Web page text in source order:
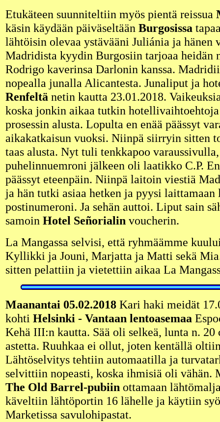
Etukäteen suunniteltiin myös pientä reissua
käsin käydään päiväseltään Burgosissa
lähtöisin olevaa ystävääni Juliánia ja hänen
Madridista kyydin Burgosiin tarjoaa heidän
Rodrigo kaverinsa Darlonin kanssa.
nopealla junalla Alicantesta. Junaliput ja
Renfeltä netin kautta 23.01.2018.
koska jonkin aikaa tutkin
prosessin alusta. Lopulta en enää päässyt
aikakatkaisun vuoksi. Niinpä siirryin sitten
taas alusta. Nyt tuli tenkkapoo
puhelinnuemroni jälkeen oli laatikko C.P.
päässyt eteenpäin. Niinpä laitoin viestiä
ja hän tutki asiaa hetken ja pyysi laittamaan
postinumeroni. Ja sehän auttoi. Liput sain
samoin Hotel Señorialin voucherin.
La Mangassa selvisi, että ryhmäämme
Kyllikki ja Jouni, Marjatta ja Matti sekä
sitten pelattiin ja vietettiin aikaa La
Maanantai 05.02.2018 Kari haki meidät
kohti Helsinki - Vantaan lentoasemaa
Kehä III:n kautta. Sää oli selkeä, lunta n.
astetta. Ruuhkaa ei ollut, joten kentällä
Lähtöselvitys tehtiin automaatilla ja
selvittiin nopeasti, koska ihmisiä oli vähän.
The Old Barrel-pubiin ottamaan
käveltiin lähtöportin 16 lähelle ja käytiin
Marketissa savulohipastat.